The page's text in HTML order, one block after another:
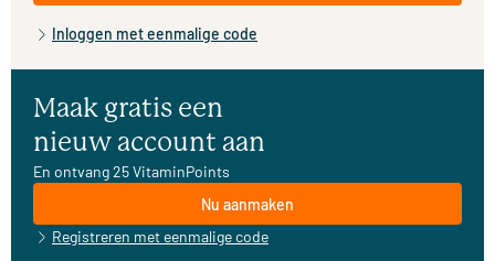
Inloggen met eenmalige code
Maak gratis een
nieuw account aan
En ontvang 25 VitaminPoints
Nu aanmaken
Registreren met eenmalige code